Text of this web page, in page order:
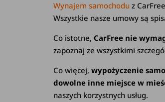
Wynajem samochodu z CarFree
Wszystkie nasze umowy są
Co istotne, CarFree nie
zapoznaj ze wszystkimi
Co więcej,wypożyczenie
dowolne inne miejsce w
naszych korzystnych usług.